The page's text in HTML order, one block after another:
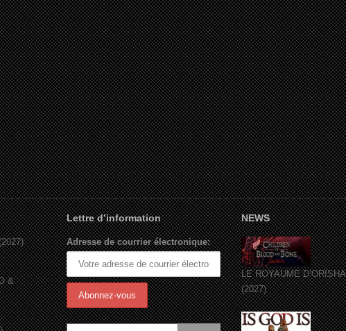
&
Lettre d’information
Adresse de courrier électronique:
NEWS
LE ROYAUME D’ORÏSHA
(2027)